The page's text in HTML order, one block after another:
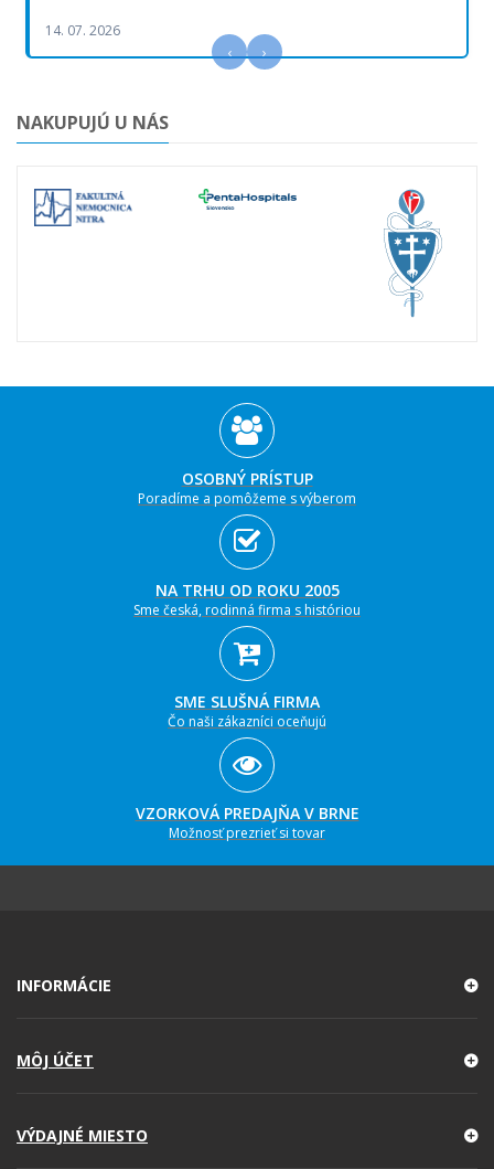
14. 07. 2026
‹ ›
NAKUPUJÚ U NÁS
OSOBNÝ PRÍSTUP
Poradíme a pomôžeme s výberom
NA TRHU OD ROKU 2005
Sme česká, rodinná firma s históriou
SME SLUŠNÁ FIRMA
Čo naši zákazníci oceňujú
VZORKOVÁ PREDAJŇA V BRNE
Možnosť prezrieť si tovar
INFORMÁCIE
MÔJ ÚČET
VÝDAJNÉ MIESTO